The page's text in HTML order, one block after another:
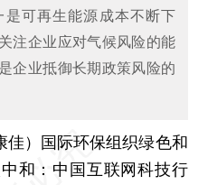
可再生能源成本不断下
注企业应对气候风险的能
企业抵御长期政策风险的
）
国际环保组织绿色和
和：中国互联网科技行